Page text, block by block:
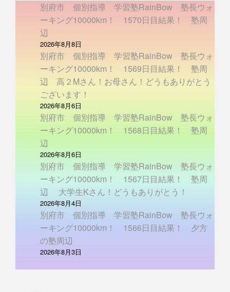
別府市 個別指導 学習塾RainBow 塾長ウォ
ーキング10000km！ 1570日目結果！ 塾周
辺
2026年8月8日
別府市 個別指導 学習塾RainBow 塾長ウォ
ーキング10000km！ 1569日目結果！ 塾周
辺 高２Mさん！お母さん！どうもありがとう
ございます！
2026年8月6日
別府市 個別指導 学習塾RainBow 塾長ウォ
ーキング10000km！ 1568日目結果！ 塾周
辺
2026年8月6日
別府市 個別指導 学習塾RainBow 塾長ウォ
ーキング10000km！ 1567日目結果！ 塾周
辺 大学生Kさん！どうもありがとう！
2026年8月4日
別府市 個別指導 学習塾RainBow 塾長ウォ
ーキング10000km！ 1566日目結果！ 夕方
の塾周辺
2026年8月3日